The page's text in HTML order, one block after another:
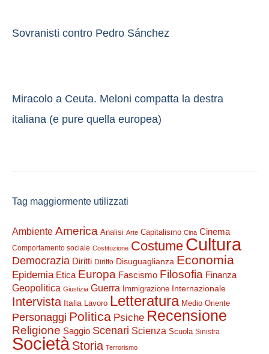
Sovranisti contro Pedro Sánchez
Miracolo a Ceuta. Meloni compatta la destra
italiana (e pure quella europea)
Tag maggiormente utilizzati
Ambiente America Analisi Arte Capitalismo Cina Cinema
Comportamento sociale Costituzione Costume Cultura
Democrazia Diritti Diritto Disuguaglianza Economia
Epidemia Etica Europa Fascismo Filosofia Finanza
Geopolitica Giustizia Guerra Immigrazione Internazionale
Intervista Italia Lavoro Letteratura Medio Oriente
Personaggi Politica Psiche Recensione
Religione Saggio Scenari Scienza Scuola Sinistra
Società Storia Terrorismo